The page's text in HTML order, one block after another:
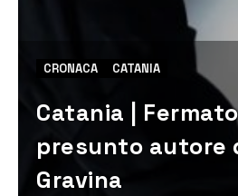
CRONACA CATANIA
Catania |
presunto autore
Gravina